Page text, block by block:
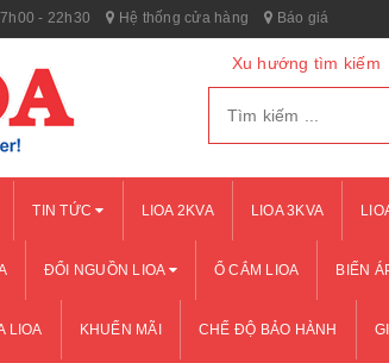
- 22h30 Hệ thống cửa hàng Báo giá
Xu hướng tìm kiếm
TIN TỨC LIOA 2KVA LIOA 3KVA
ĐỔI NGUỒN LIOA Ổ CẮM LIOA BIẾN
LIOA KHUẾN MÃI CHẾ ĐỘ BẢO HÀNH